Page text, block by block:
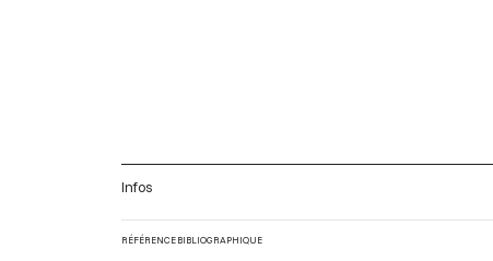
Infos
RÉFÉRENCE BIBLIOGRAPHIQUE